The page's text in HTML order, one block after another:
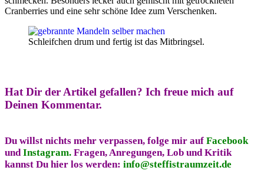
Cranberries und eine sehr schöne Idee zum Verschenken.
Schleifchen drum und fertig ist das Mitbringsel.
Hat Dir der Artikel gefallen? Ich freue mich auf
Deinen Kommentar.
Du willst nichts mehr verpassen, folge mir auf Facebook
und Instagram. Fragen, Anregungen, Lob und Kritik
kannst Du hier los werden: info@steffistraumzeit.de